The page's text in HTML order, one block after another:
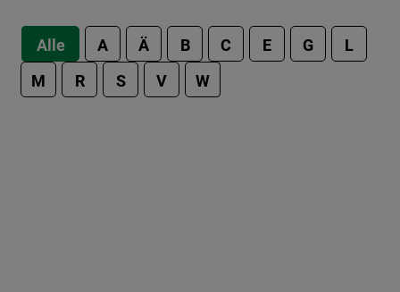
Alle A Ä B C E G
L
M
R S V W